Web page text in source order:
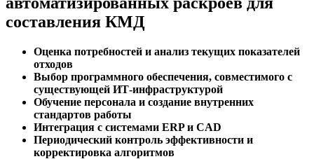
составления КМД
Оценка потребностей и анализ текущих показателей
отходов
Выбор программного обеспечения, совместимого с
существующей ИТ-инфраструктурой
Обучение персонала и создание внутренних
стандартов работы
Интеграция с системами ERP и CAD
Периодический контроль эффективности и
корректировка алгоритмов